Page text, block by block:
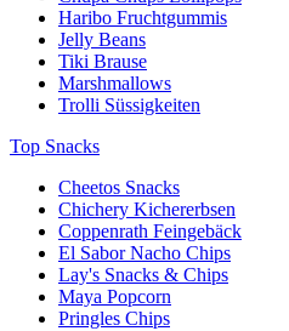
Haribo Fruchtgummis
Jelly Beans
Tiki Brause
Marshmallows
Trolli Süssigkeiten
Top Snacks
Cheetos Snacks
Chichery Kichererbsen
Coppenrath Feingebäck
El Sabor Nacho Chips
Lay's Snacks & Chips
Maya Popcorn
Pringles Chips